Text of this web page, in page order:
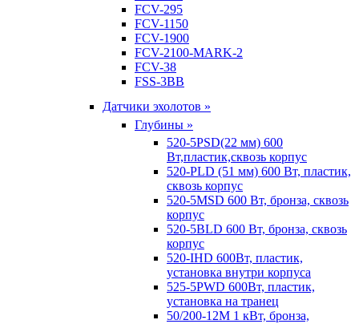
FCV-295
FCV-1150
FCV-1900
FCV-2100-MARK-2
FCV-38
FSS-3BB
Датчики эхолотов »
Глубины »
520-5PSD(22 мм) 600
Вт,пластик,сквозь корпус
520-PLD (51 мм) 600 Вт, пластик,
сквозь корпус
520-5MSD 600 Вт, бронза, сквозь
корпус
520-5BLD 600 Вт, бронза, сквозь
корпус
520-IHD 600Вт, пластик,
установка внутри корпуса
525-5PWD 600Вт, пластик,
установка на транец
50/200-12M 1 кВт, бронза,